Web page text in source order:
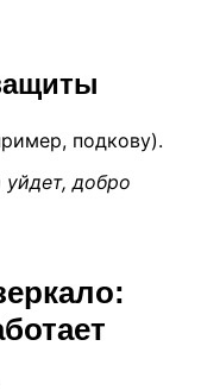
подкову).
уйдет, добро